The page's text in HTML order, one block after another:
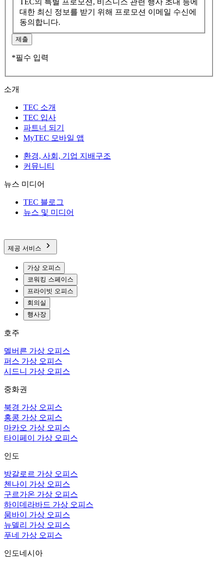
대한 최신 정보를 받기 위해 프로모션 이메일 수신에
동의합니다.
제출
*필수 입력
소개
TEC 소개
TEC 입사
파트너 되기
MyTEC 모바일 앱
환경, 사회, 기업 지배구조
커뮤니티
뉴스 미디어
TEC 블로그
뉴스 및 미디어
제공 서비스
가상 오피스
코워킹 스페이스
프라이빗 오피스
회의실
행사장
호주
멜버른 가상 오피스
퍼스 가상 오피스
시드니 가상 오피스
중화권
북경 가상 오피스
홍콩 가상 오피스
마카오 가상 오피스
타이페이 가상 오피스
인도
방갈로르 가상 오피스
첸나이 가상 오피스
구르가온 가상 오피스
하이데라바드 가상 오피스
뭄바이 가상 오피스
뉴델리 가상 오피스
푸네 가상 오피스
인도네시아